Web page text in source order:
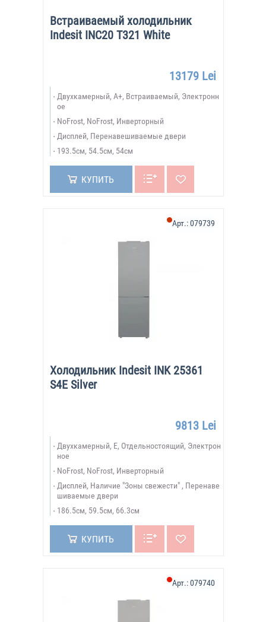
Встраиваемый холодильник
Indesit INC20 T321 White
13179 Lei
Двухкамерный, A+, Встраиваемый, Электронн
ое
NoFrost, NoFrost, Инверторный
Дисплей, Перенавешиваемые двери
193.5см, 54.5см, 54см
КУПИТЬ
Холодильник Indesit INK 25361
S4E Silver
Арт.:079739
9813 Lei
Двухкамерный, E, Отдельностоящий, Электрон
ное
NoFrost, NoFrost, Инверторный
Дисплей, Наличие "Зоны свежести" , Перенаве
шиваемые двери
186.5см, 59.5см, 66.3см
КУПИТЬ
Арт.:079740